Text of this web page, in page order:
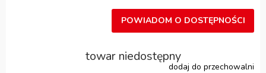
POWIADOM O DOSTĘPNOŚCI
towar niedostępny
dodaj do przechowalni